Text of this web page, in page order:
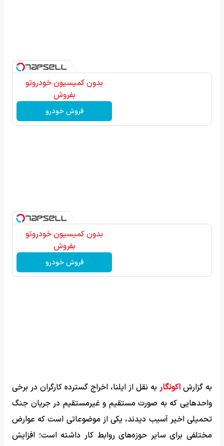
بدون کمیسیون خودروتو
بفروش
فروش خودرو
بدون کمیسیون خودروتو
بفروش
فروش خودرو
به گزارش اکونگار به نقل از ایلنا، اخراج گسترده کارگران در برخی
واحدهایی که به صورت مستقیم و غیرمستقیم در جریان جنگ
تحمیلی اخیر آسیب دیدند، یکی از موضوعاتی است که عوارض
مختلفی برای سایر حوزه‌های روابط کار داشته است؛ افزایش